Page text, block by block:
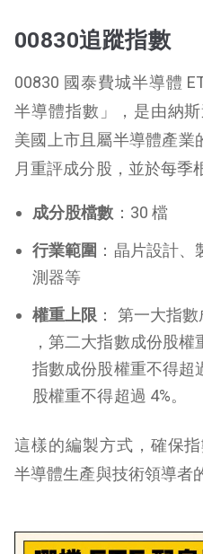
00830追蹤指數
00830 國泰費城半導體
半導體指數」，是由納
美國上市且屬半導體產業
月重評成分股，並於每季
成分股檔數 ：30 檔
行業範圍 ：晶片設計
測器等
權重上限 ： 第一大指
，第二大指數成份股
指數成份股權重不得超
股權重不得超過 4%。
這樣的編製方式，確保
半導體生產與技術領導者